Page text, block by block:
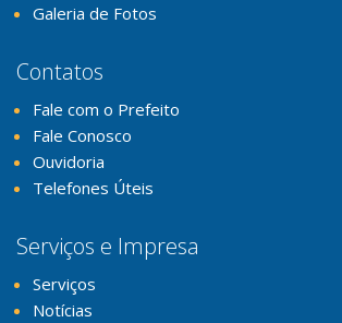
Galeria de Fotos
Contatos
Fale com o Prefeito
Fale Conosco
Ouvidoria
Telefones Úteis
Serviços e Impresa
Serviços
Notícias